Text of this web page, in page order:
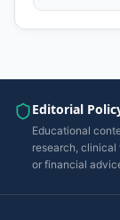
Editorial
Educational
research, clinical
or financial